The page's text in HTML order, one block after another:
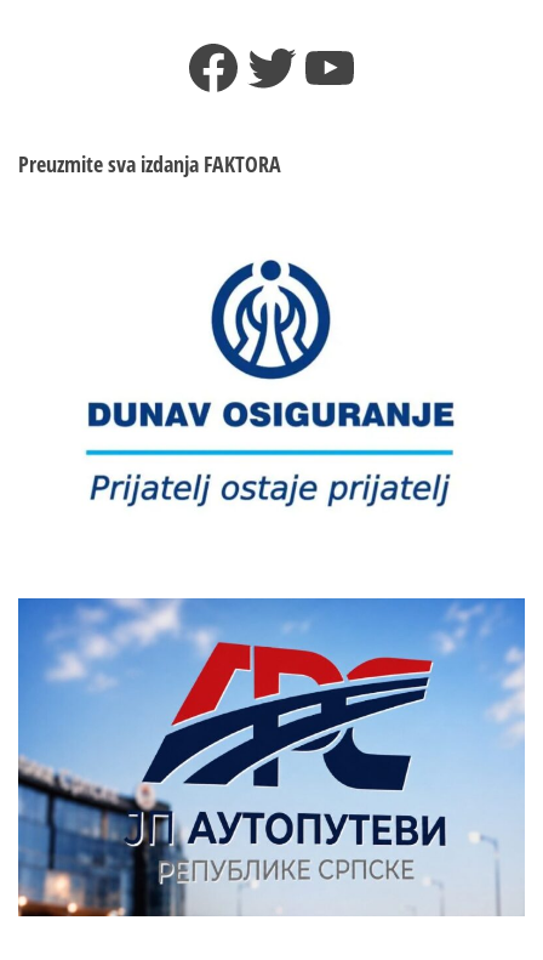
Propada
jedna
Facebook
TwitterYouTube
Preuzmite sva izdanja FAKTORA